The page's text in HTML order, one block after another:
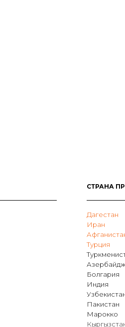
СТРАНА
Дагестан
Иран
Турция
Болгария
Индия
Пакистан
Марокко